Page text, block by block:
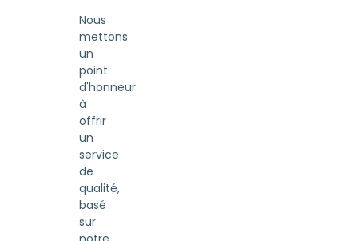
Nous
mettons
un
point
d'honneur
à
offrir
un
service
de
qualité,
basé
sur